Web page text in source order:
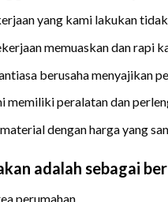
yang kami lakukan
memuaskan dan rapi
berusaha menyajikan
memiliki peralatan dan
dengan harga yang
adalah sebagai
perumahan